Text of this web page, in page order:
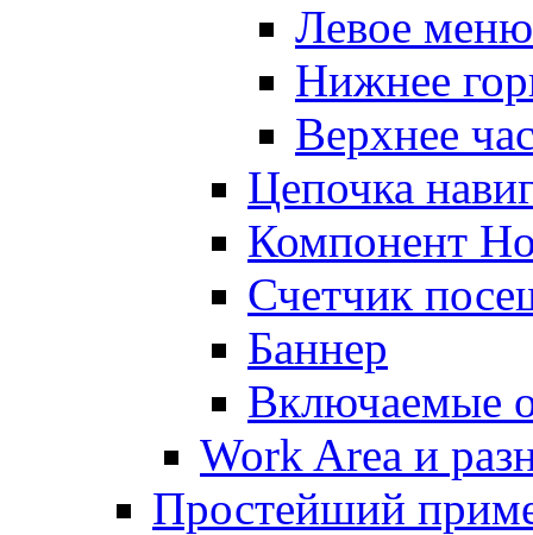
Левое меню
Нижнее
Верхнее
Цепочка
Компонент
Счетчик
Баннер
Включаемые
Work Area и
Простейший